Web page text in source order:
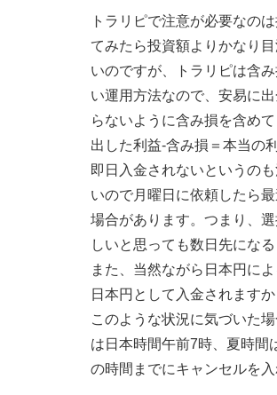
トラリピで注意が必要なの
てみたら投資額よりかなり
いのですが、トラリピは含
い運用方法なので、安易に
らないように含み損を含め
出した利益-含み損＝本当の利
即日入金されないというの
いので月曜日に依頼したら
場合があります。つまり、
しいと思っても数日先にな
また、当然ながら日本円に
日本円として入金されます
このような状況に気づいた
は日本時間午前7時、夏時
の時間までにキャンセルを入